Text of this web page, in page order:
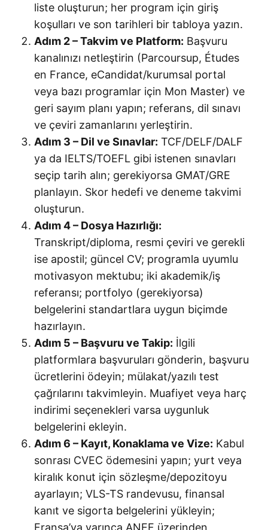
liste oluşturun; her program için giriş
koşulları ve son tarihleri bir tabloya yazın.
Adım 2 – Takvim ve Platform: Başvuru
kanalınızı netleştirin (Parcoursup, Études
en France, eCandidat/kurumsal portal
veya bazı programlar için Mon Master) ve
geri sayım planı yapın; referans, dil sınavı
ve çeviri zamanlarını yerleştirin.
Adım 3 – Dil ve Sınavlar: TCF/DELF/DALF
ya da IELTS/TOEFL gibi istenen sınavları
seçip tarih alın; gerekiyorsa GMAT/GRE
planlayın. Skor hedefi ve deneme takvimi
oluşturun.
Adım 4 – Dosya Hazırlığı:
Transkript/diploma, resmi çeviri ve gerekli
ise apostil; güncel CV; programla uyumlu
motivasyon mektubu; iki akademik/iş
referansı; portfolyo (gerekiyorsa)
belgelerini standartlara uygun biçimde
hazırlayın.
Adım 5 – Başvuru ve Takip: İlgili
platformlara başvuruları gönderin, başvuru
ücretlerini ödeyin; mülakat/yazılı test
çağrılarını takvimleyin. Muafiyet veya harç
indirimi seçenekleri varsa uygunluk
belgelerini ekleyin.
Adım 6 – Kayıt, Konaklama ve Vize: Kabul
sonrası CVEC ödemesini yapın; yurt veya
kiralık konut için sözleşme/depozitoyu
ayarlayın; VLS-TS randevusu, finansal
kanıt ve sigorta belgelerini yükleyin;
Fransa’ya varınca ANEF üzerinden